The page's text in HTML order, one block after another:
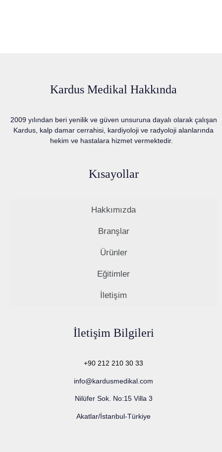
Kardus Medikal Hakkında
2009 yılından beri yenilik ve güven unsuruna dayalı olarak çalışan
Kardus, kalp damar cerrahisi, kardiyoloji ve radyoloji alanlarında
hekim ve hastalara hizmet vermektedir.
Kısayollar
Hakkımızda
Branşlar
Ürünler
Eğitimler
İletişim
İletişim Bilgileri
+90 212 210 30 33
info@kardusmedikal.com
Nilüfer Sok. No:15 Villa 3
Akatlar/İstanbul-Türkiye